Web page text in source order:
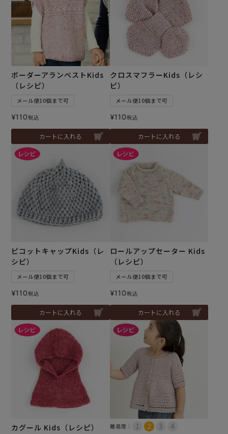
ボーダーアランベストKids
（レシピ）
メール便10個まで可
¥110税込
カートに入れる
クロスマフラーKids（レシ
ピ）
メール便10個まで可
¥110税込
カートに入れる
ピコットキャップKids（レ
シピ）
メール便10個まで可
¥110税込
カートに入れる
ロールアップセーター Kids
（レシピ）
メール便10個まで可
¥110税込
カートに入れる
カグール Kids（レシピ） 難易度：